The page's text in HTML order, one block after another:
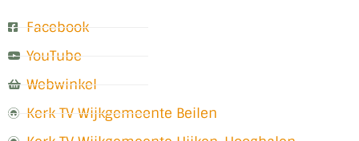
Facebook
YouTube
Webwinkel
Kerk TV Wijkgemeente Beilen